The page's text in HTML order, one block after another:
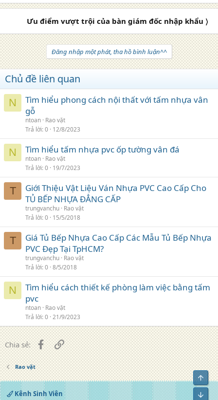
Ưu điểm vượt trội của bàn giám đốc nhập khẩu 〉
Đăng nhập một phát, tha hồ bình luận^^
Chủ đề liên quan
N
Tìm hiểu phong cách nội thất với tấm nhựa vân
gỗ
ntoan Rao vặt
Trả lời 0 12/8/2023
N Tìm hiểu tấm nhựa pvc ốp tường vân đá
ntoan Rao vặt
Trả lời 0 19/7/2023
T
Giới Thiệu Vật Liệu Ván Nhựa PVC Cao Cấp Cho
TỦ BẾP NHỰA ĐẲNG CẤP
trungvanchu Rao vặt
Trả lời 0 15/5/2018
T
Giá Tủ Bếp Nhựa Cao Cấp Các Mẫu Tủ Bếp Nhựa
PVC Đẹp Tại TpHCM?
trungvanchu Rao vặt
Trả lời 0 8/5/2018
N
Tìm hiểu cách thiết kế phòng làm việc bằng tấm
pvc
ntoan Rao vặt
Trả lời 0 21/9/2023
Chia sẻ: FacebookLiên kết
Rao vặt
Kênh Sinh Viên
Top